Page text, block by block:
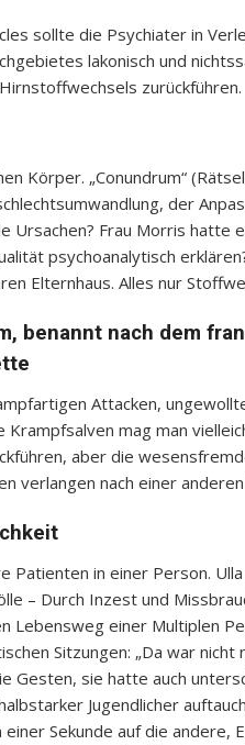
sollte die Psychiater in
lakonisch und
zurückführen.
Körper. „Conundrum“
der
Ursachen? Frau Morris hatte
psychoanalytisch
Elternhaus. Alles nur
benannt nach dem
Attacken,
mag man
aber die
verlangen nach einer anderen
Patienten in einer Person.
– Durch Inzest und
Lebensweg einer Multiplen
Sitzungen: „Da war nicht
Gesten, sie hatte auch
Jugendlicher
Sekunde auf die andere,